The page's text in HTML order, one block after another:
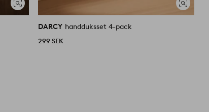
Visa
liknande
Visa
liknande
DARCY handduksset 4-pack
299 SEK